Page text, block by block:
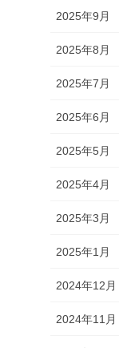
2025年9月
2025年8月
2025年7月
2025年6月
2025年5月
2025年4月
2025年3月
2025年1月
2024年12月
2024年11月